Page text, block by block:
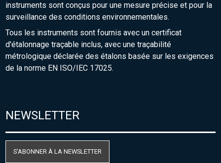
instruments sont conçus pour une mesure précise et pour la
surveillance des conditions environnementales.
Tous les instruments sont fournis avec un certificat
d'étalonnage traçable inclus, avec une traçabilité
métrologique déclarée des étalons basée sur les exigences
de la norme EN ISO/IEC 17025.
NEWSLETTER
S'ABONNER À LA NEWSLETTER